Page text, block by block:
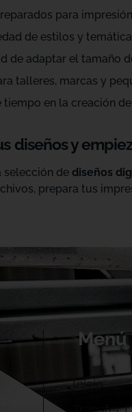
para impresión
de estilos y
de adaptar el tamaño
talleres, marcas y
tiempo en la creación
diseños y
selección de diseños
prepara tus
Menú
Inicio